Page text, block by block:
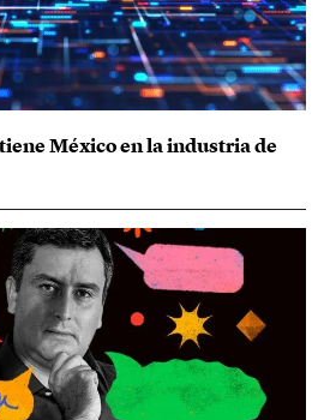
México en la industria de